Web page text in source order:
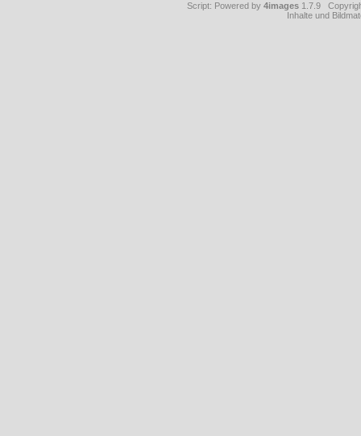
Script: Powered by 4images 1.7.9
Inhalte und